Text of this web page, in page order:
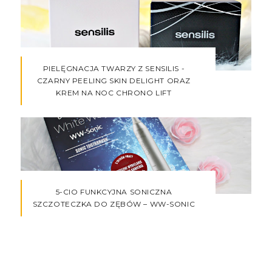
PIELĘGNACJA TWARZY Z SENSILIS -
CZARNY PEELING SKIN DELIGHT ORAZ
KREM NA NOC CHRONO LIFT
5-CIO FUNKCYJNA SONICZNA
SZCZOTECZKA DO ZĘBÓW – WW-SONIC